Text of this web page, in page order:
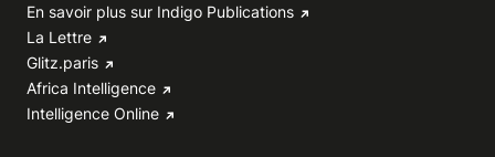
En savoir plus sur Indigo Publications
La Lettre
Glitz.paris
Africa Intelligence
Intelligence Online